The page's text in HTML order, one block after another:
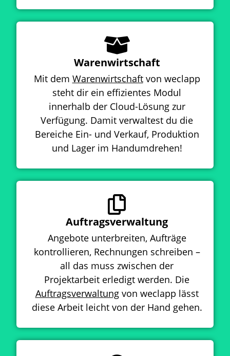
Warenwirtschaft
Mit dem Warenwirtschaftvon weclapp
steht dir ein effizientes Modul
innerhalb der Cloud-Lösung zur
Verfügung. Damit verwaltest du die
Bereiche Ein- und Verkauf, Produktion
und Lager im Handumdrehen!
Auftragsverwaltung
Angebote unterbreiten, Aufträge
kontrollieren, Rechnungen schreiben –
all das muss zwischen der
Projektarbeit erledigt werden. Die
Auftragsverwaltungvon weclapp lässt
diese Arbeit leicht von der Hand gehen.